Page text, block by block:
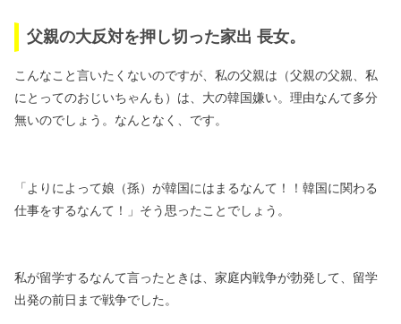
父親の大反対を押し切った家出 長女。
こんなこと言いたくないのですが、 私の父親は（父親の父親、私
にとってのおじいちゃんも）は、大の韓国嫌い。 理由なんて多分
無いのでしょう。なんとなく、です。
「よりによって娘（孫）が韓国にはまるなんて！！ 韓国に関わる
仕事をするなんて！」そう思ったことでしょう。
私が留学するなんて言ったときは、家庭内戦争が勃発して、 留学
出発の前日まで戦争でした。